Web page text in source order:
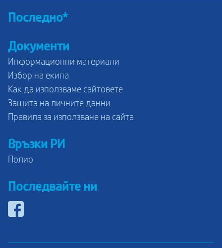
Последно*
Документи
Информационни материали
Избор на екипа
Как да използваме сайтовете
Защита на личните данни
Правила за използване на сайта
Връзки РИ
Полио
Последвайте ни